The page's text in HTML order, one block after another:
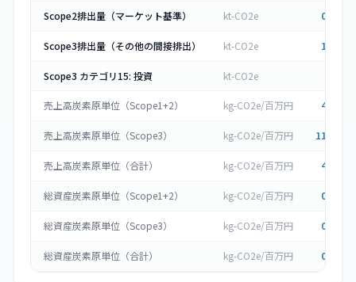
Scope2排出量（マーケット基準） kt-CO2e 0.134
Scope3排出量（その他の間接排出） kt-CO2e 1.605
Scope3 カテゴリ15: 投資 kt-CO2e
売上高炭素原単位（Scope1+2） kg-CO2e/百万円 4.974
売上高炭素原単位（Scope3） kg-CO2e/百万円 11.603
売上高炭素原単位（合計） kg-CO2e/百万円 4.974
総資産炭素原単位（Scope1+2） kg-CO2e/百万円 0.096
総資産炭素原単位（Scope3） kg-CO2e/百万円 0.223
総資産炭素原単位（合計） kg-CO2e/百万円 0.096